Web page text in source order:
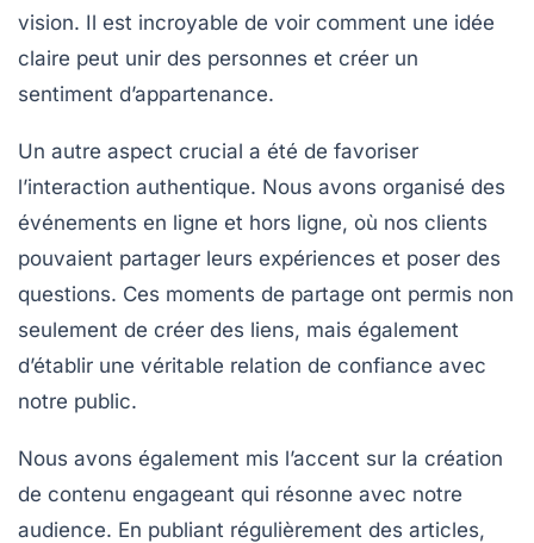
vision. Il est incroyable de voir comment une idée
claire peut unir des personnes et créer un
sentiment d’appartenance.
Un autre aspect crucial a été de favoriser
l’interaction authentique. Nous avons organisé des
événements en ligne et hors ligne, où nos clients
pouvaient partager leurs expériences et poser des
questions. Ces moments de partage ont permis non
seulement de créer des liens, mais également
d’établir une véritable relation de confiance avec
notre public.
Nous avons également mis l’accent sur la création
de contenu engageant qui résonne avec notre
audience. En publiant régulièrement des articles,